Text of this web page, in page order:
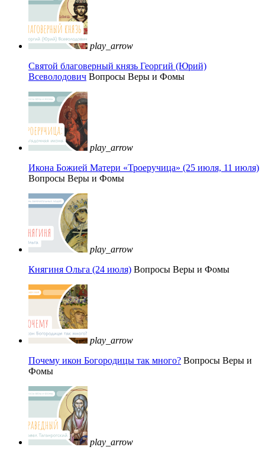
play_arrow
Святой благоверный князь Георгий (Юрий)
Всеволодович Вопросы Веры и Фомы
play_arrow
Икона Божией Матери «Троеручица» (25 июля, 11 июля)
Вопросы Веры и Фомы
play_arrow
Княгиня Ольга (24 июля) Вопросы Веры и Фомы
play_arrow
Почему икон Богородицы так много? Вопросы Веры и
Фомы
play_arrow